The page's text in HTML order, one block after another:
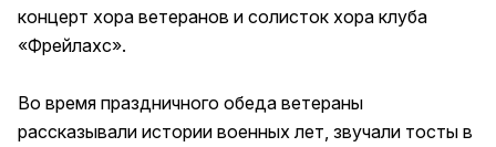
концерт хора ветеранов и солисток хора клуба
«Фрейлахс».
Во время праздничного обеда ветераны
рассказывали истории военных лет, звучали тосты в